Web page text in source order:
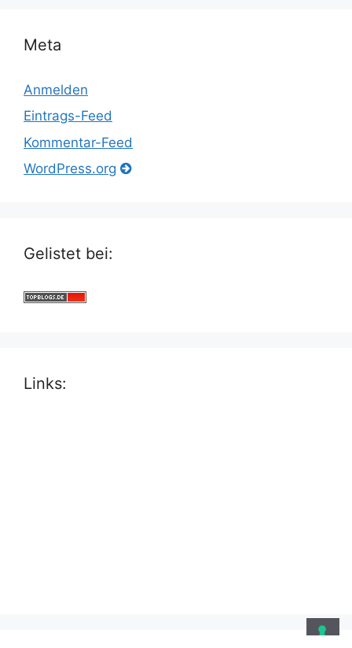
Meta
Anmelden
Eintrags-Feed
Kommentar-Feed
WordPress.org
Gelistet bei:
Links: